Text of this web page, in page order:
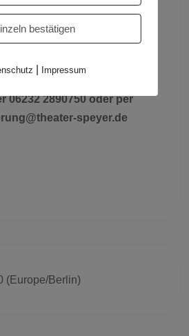
06232 2890750 oder per
speyer.de
(Europe/Berlin)
bestätigen
Impressum